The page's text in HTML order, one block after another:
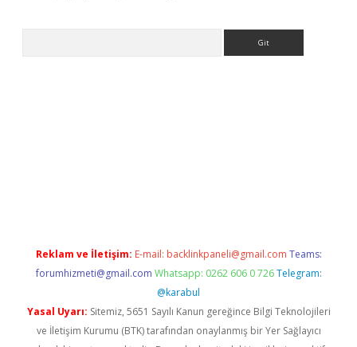
Reklam ve İletişim: E-mail: backlinkpaneli@gmail.com Teams:
forumhizmeti@gmail.com Whatsapp: 0262 606 0 726 Telegram:
@karabul
Yasal Uyarı: Sitemiz, 5651 Sayılı Kanun gereğince Bilgi Teknolojileri
ve İletişim Kurumu (BTK) tarafından onaylanmış bir Yer Sağlayıcı